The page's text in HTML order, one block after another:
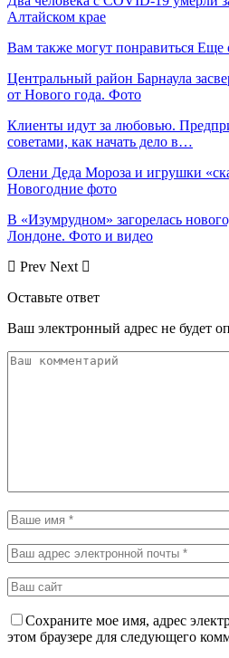
Алтайском крае
Вам также могут понравиться Еще
Центральный район Барнаула
от Нового года. Фото
Клиенты идут за любовью.
советами, как начать дело в…
Олени Деда Мороза и игрушки
Новогодние фото
В «Изумрудном» загорелась
Лондоне. Фото и видео
Prev Next
Оставьте ответ
Ваш электронный адрес не будет
Сохраните мое имя, адрес
этом браузере для следующего